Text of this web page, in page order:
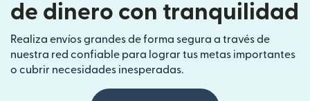
de dinero con tranquilidad
Realiza envíos grandes de forma segura a través de
nuestra red confiable para lograr tus metas importantes
o cubrir necesidades inesperadas.